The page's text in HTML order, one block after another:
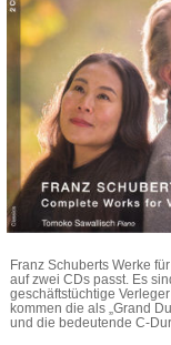
Franz Schuberts Werke
auf zwei CDs passt. Es
geschäftstüchtige
kommen die als „Grand
und die bedeutende C-